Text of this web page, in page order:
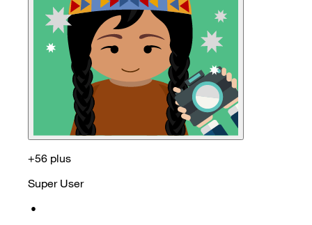
+56 plus
Super User
•